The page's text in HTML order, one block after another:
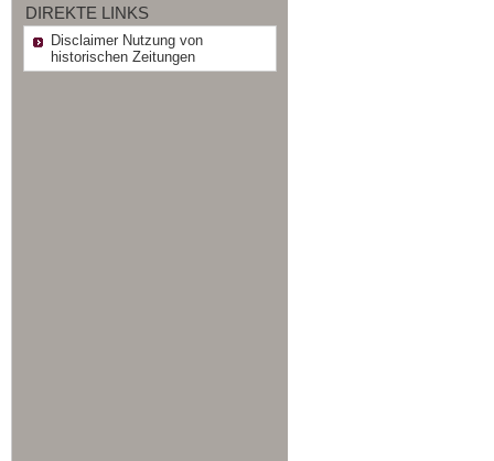
DIREKTE LINKS
Disclaimer Nutzung von
historischen Zeitungen